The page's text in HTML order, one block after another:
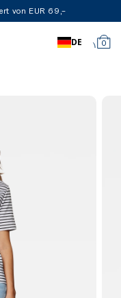
von EUR 69,-
0
DE